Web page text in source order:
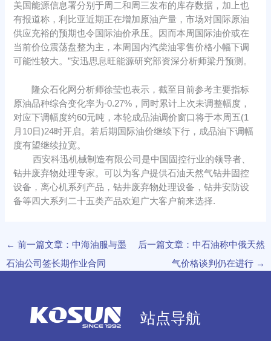
美国能源信息署分别于周二和周三发布的库存数据，加上也
有报道称，利比亚近期正在增加原油产量，市场对国际原油
供应充裕的预期也令国际油价承压。因而本周国际油价或在
当前价位震荡盘整为主，本周国内汽柴油零售价格小幅下调
可能性较大。”安迅思息旺能源研究部资深分析师梁丹预测。
隆众石化网分析师徐莹也表示，截至目前参考主要指标
原油品种综合变化率为-0.27%，同时累计上次未调整幅度，
对应下调幅度约60元吨，本轮成品油调价窗口将于本周五(1
月10日)24时开启。若后期国际油价继续下行，成品油下调幅
度有望继续拉宽。
西安科迅机械制造有限公司是中国固控行业的领导者、
钻井废弃物处理专家。可以为客户提供石油天然气钻井固控
设备，离心机系列产品，钻井废弃物处理设备，钻井安防设
备等四大系列二十五类产品欢迎广大客户前来选择.
← 前一篇文章：中海油服与墨
石油公司签长期作业合同
后一篇文章：中石油称中俄天然
气价格谈判仍在进行 →
站点导航